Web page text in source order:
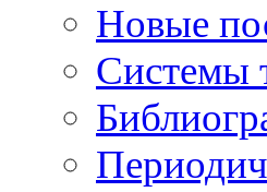
Новые
Cистемы